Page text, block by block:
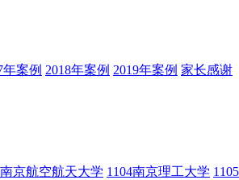
年案例 2018年案例 2019年案例 家长感谢
南京航空航天大学 1104南京理工大学